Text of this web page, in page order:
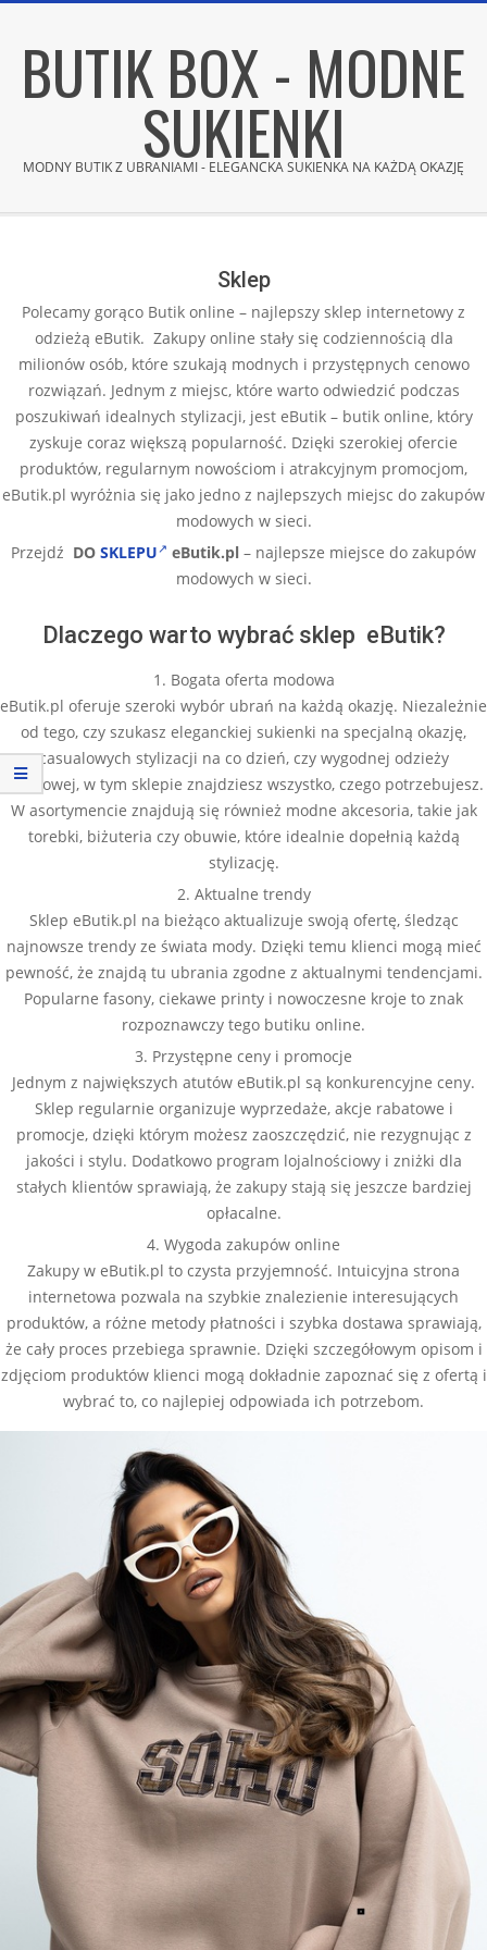
contentBUTIK BOX - MODNE
SUKIENKI
MODNY BUTIK Z UBRANIAMI - ELEGANCKA SUKIENKA NA KAŻDĄ OKAZJĘ
Sklep
Polecamy gorąco Butik online – najlepszy sklep internetowy z
odzieżą eButik. Zakupy online stały się codziennością dla
milionów osób, które szukają modnych i przystępnych cenowo
rozwiązań. Jednym z miejsc, które warto odwiedzić podczas
poszukiwań idealnych stylizacji, jest eButik – butik online, który
zyskuje coraz większą popularność. Dzięki szerokiej ofercie
produktów, regularnym nowościom i atrakcyjnym promocjom,
eButik.pl wyróżnia się jako jedno z najlepszych miejsc do zakupów
modowych w sieci.
Przejdź DO SKLEPU eButik.pl – najlepsze miejsce do zakupów
modowych w sieci.
Dlaczego warto wybrać sklep eButik?
1. Bogata oferta modowa
eButik.pl oferuje szeroki wybór ubrań na każdą okazję. Niezależnie
od tego, czy szukasz eleganckiej sukienki na specjalną okazję,
casualowych stylizacji na co dzień, czy wygodnej odzieży
sportowej, w tym sklepie znajdziesz wszystko, czego potrzebujesz.
W asortymencie znajdują się również modne akcesoria, takie jak
torebki, biżuteria czy obuwie, które idealnie dopełnią każdą
stylizację.
2. Aktualne trendy
Sklep eButik.pl na bieżąco aktualizuje swoją ofertę, śledząc
najnowsze trendy ze świata mody. Dzięki temu klienci mogą mieć
pewność, że znajdą tu ubrania zgodne z aktualnymi tendencjami.
Popularne fasony, ciekawe printy i nowoczesne kroje to znak
rozpoznawczy tego butiku online.
3. Przystępne ceny i promocje
Jednym z największych atutów eButik.pl są konkurencyjne ceny.
Sklep regularnie organizuje wyprzedaże, akcje rabatowe i
promocje, dzięki którym możesz zaoszczędzić, nie rezygnując z
jakości i stylu. Dodatkowo program lojalnościowy i zniżki dla
stałych klientów sprawiają, że zakupy stają się jeszcze bardziej
opłacalne.
4. Wygoda zakupów online
Zakupy w eButik.pl to czysta przyjemność. Intuicyjna strona
internetowa pozwala na szybkie znalezienie interesujących
produktów, a różne metody płatności i szybka dostawa sprawiają,
że cały proces przebiega sprawnie. Dzięki szczegółowym opisom i
zdjęciom produktów klienci mogą dokładnie zapoznać się z ofertą i
wybrać to, co najlepiej odpowiada ich potrzebom.